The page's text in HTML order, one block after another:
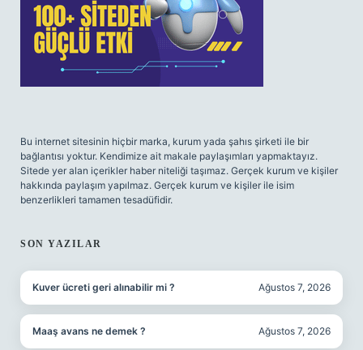
Bu internet sitesinin hiçbir marka, kurum yada şahıs şirketi ile bir
bağlantısı yoktur. Kendimize ait makale paylaşımları yapmaktayız.
Sitede yer alan içerikler haber niteliği taşımaz. Gerçek kurum ve kişiler
hakkında paylaşım yapılmaz. Gerçek kurum ve kişiler ile isim
benzerlikleri tamamen tesadüfidir.
SON YAZILAR
Kuver ücreti geri alınabilir mi ? Ağustos 7, 2026
Maaş avans ne demek ? Ağustos 7, 2026